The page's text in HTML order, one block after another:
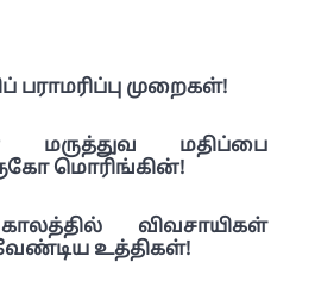
பராமரிப்பு முறைகள்!
மருத்துவ மதிப்பை
மொரிங்கின்!
விவசாயிகள்
உத்திகள்!